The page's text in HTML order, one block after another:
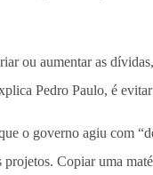
ou aumentar as
Pedro Paulo, é
o governo agiu com
Copiar uma